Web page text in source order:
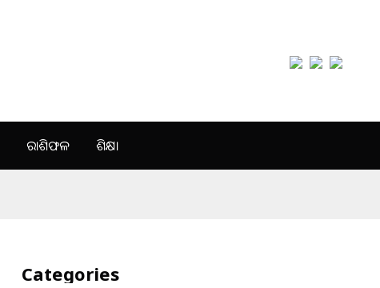
ରାଶିଫଳ ଶିକ୍ଷା
Categories